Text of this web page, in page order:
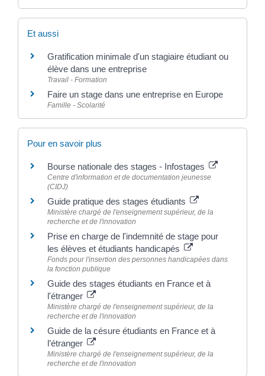
Et aussi
Gratification minimale d'un stagiaire étudiant ou
élève dans une entreprise
Travail - Formation
Faire un stage dans une entreprise en Europe
Famille - Scolarité
Pour en savoir plus
Bourse nationale des stages - Infostages
Centre d'information et de documentation jeunesse
(CIDJ)
Guide pratique des stages étudiants
Ministère chargé de l'enseignement supérieur, de la
recherche et de l'innovation
Prise en charge de l'indemnité de stage pour
les élèves et étudiants handicapés
Fonds pour l'insertion des personnes handicapées dans
la fonction publique
Guide des stages étudiants en France et à
l'étranger
Ministère chargé de l'enseignement supérieur, de la
recherche et de l'innovation
Guide de la césure étudiants en France et à
l’étranger
Ministère chargé de l'enseignement supérieur, de la
recherche et de l'innovation